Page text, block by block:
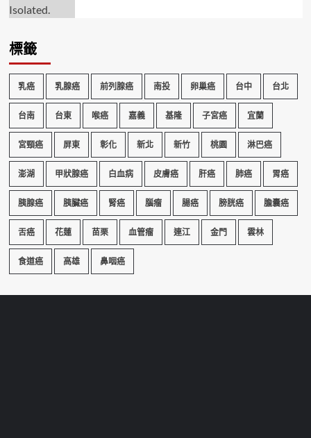
標籤
乳癌 乳腺癌 前列腺癌 南投 卵巢癌 台中 台北
台南 台東 喉癌 嘉義 基隆 子宮癌 宜蘭
宮頸癌 屏東 彰化 新北 新竹 桃園 淋巴癌
澎湖 甲狀腺癌 白血病 皮膚癌 肝癌 肺癌 胃癌
胰腺癌 胰臟癌 腎癌 腦瘤 腸癌 膀胱癌 膽囊癌
舌癌 花蓮 苗栗 血管瘤 連江 金門 雲林
食道癌 高雄 鼻咽癌